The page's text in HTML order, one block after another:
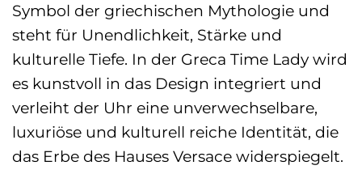
Symbol der griechischen Mythologie und
steht für Unendlichkeit, Stärke und
kulturelle Tiefe. In der Greca Time Lady wird
es kunstvoll in das Design integriert und
verleiht der Uhr eine unverwechselbare,
luxuriöse und kulturell reiche Identität, die
das Erbe des Hauses Versace widerspiegelt.